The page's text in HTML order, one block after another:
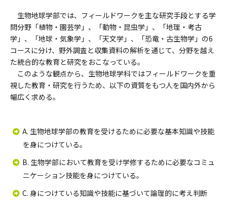
生物地球学部では、フィールドワークを主な研究手段とする学
問分野「植物・園芸学」、「動物・昆虫学」、「地理・考古
学」、「地球・気象学」、「天文学」、「恐竜・古生物学」の6
コースに分け、野外調査と収集資料の解析を通じて、分野を越え
た統合的な教育と研究をおこなっている。
このような観点から、生物地球学科ではフィールドワークを重
視した教育・研究を行うため、以下の資質をもつ人を国内外から
幅広く求める。
A. 生物地球学部の教育を受けるために必要な基本知識や技能
を身につけている。
B. 生物学部において教育を受け学修するために必要なコミュ
ニケーション技能を身につけている。
C. 身につけている知識や技能に基づいて論理的に考え判断